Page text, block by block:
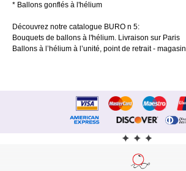
* Ballons gonflés à l'hélium
Découvrez notre catalogue BURO n 5:
Bouquets de ballons à l'hélium. Livraison sur Paris
Ballons à l’hélium à l’unité, point de retrait - magasin